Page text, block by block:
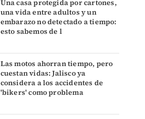
Una casa protegida por cartones,
una vida entre adultos y un
embarazo no detectado a tiempo:
esto sabemos de l
Las motos ahorran tiempo, pero
cuestan vidas: Jalisco ya
considera a los accidentes de
'bikers' como problema